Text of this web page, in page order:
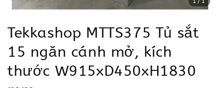
Tekkashop MTTS375 Tủ sắt
15 ngăn cánh mở, kích
thước W915xD450xH1830